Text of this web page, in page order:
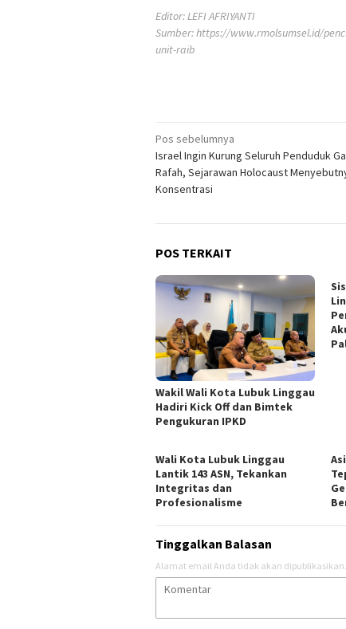
Editor: LEFI AFRIYANTI
Sumber:https://www.rmolsumsel.id/
unit-raib
Navigasi
pos
Pos sebelumnya
Israel Ingin Kurung Seluruh Penduduk
Rafah, Sejarawan Holocaust
Konsentrasi
POS TERKAIT
Wakil Wali Kota Lubuk Linggau
Hadiri Kick Off dan Bimtek
Pengukuran IPKD
Wali Kota Lubuk Linggau
Lantik 143 ASN, Tekankan
Integritas dan
Profesionalisme
Tinggalkan Balasan
Alamat email Anda tidak akan dipublikasikan.